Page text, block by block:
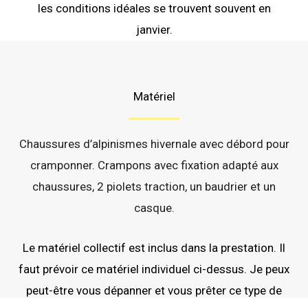
les conditions idéales se trouvent souvent en
janvier.
Matériel
Chaussures d’alpinismes hivernale avec débord pour
cramponner. Crampons avec fixation adapté aux
chaussures, 2 piolets traction, un baudrier et un
casque.
Le matériel collectif est inclus dans la prestation. Il
faut prévoir ce matériel individuel ci-dessus. Je peux
peut-être vous dépanner et vous prêter ce type de